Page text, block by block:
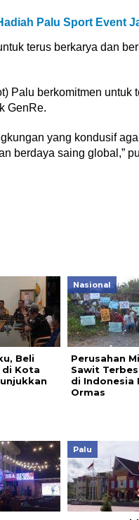
Palu Sport Event
terus berkarya dan
Palu berkomitmen untuk
GenRe.
yang kondusif
berdaya saing global,”
Beli
di Kota
Nasional
Perusahan
Sawit
di Indonesia
Ormas
Palu